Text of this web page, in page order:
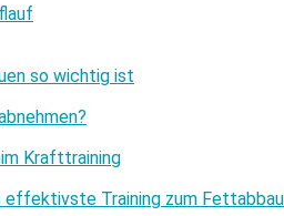
so wichtig ist
Krafttraining
Training zum Fettabbau